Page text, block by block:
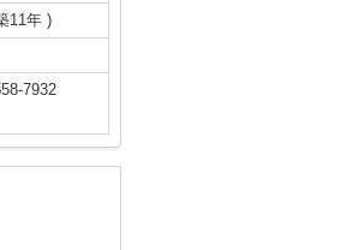
11年 )
7932